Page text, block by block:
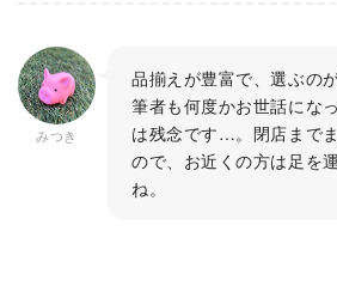
みつき
品揃えが豊富で、選ぶの
筆者も何度かお世話にな
は残念です…。閉店まで
ので、お近くの方は足を
ね。